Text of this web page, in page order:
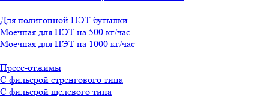
Для полигонной ПЭТ бутылки
Моечная для ПЭТ на 500 кг/час
Моечная для ПЭТ на 1000 кг/час
Пресс-отжимы
С фильерой стренгового типа
С фильерой щелевого типа